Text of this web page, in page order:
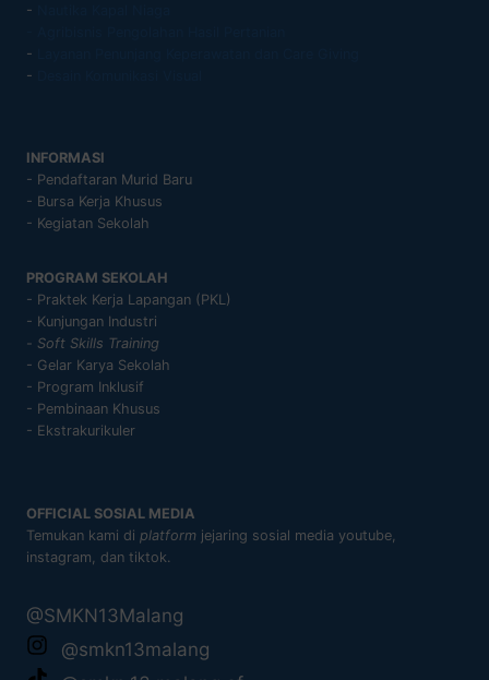
-
-
-
INFORMASI
- Pendaftaran Murid Baru
- Bursa Kerja Khusus
- Kegiatan Sekolah
PROGRAM SEKOLAH
- Praktek Kerja Lapangan (PKL)
- Kunjungan Industri
- Soft Skills Training
- Gelar Karya Sekolah
- Program Inklusif
- Pembinaan Khusus
- Ekstrakurikuler
OFFICIAL SOSIAL MEDIA
Temukan kami di platform jejaring sosial media youtube,
instagram, dan tiktok.
@SMKN13Malang
@smkn13malang